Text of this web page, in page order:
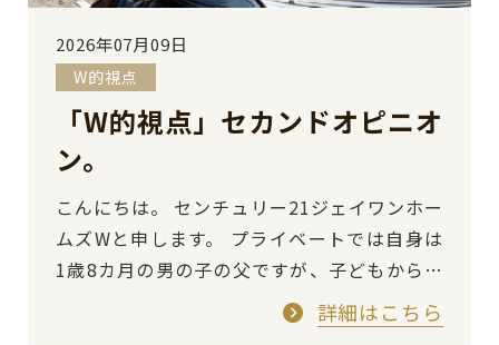
2026年07月09日
W的視点
「W的視点」セカンドオピニオ
ン。
こんにちは。 センチュリー21ジェイワンホー
ムズWと申します。 プライベートでは自身は
1歳8カ月の男の子の父ですが、子どもから学
ぶ事は本当に多く感じております。 先日の休詳細はこちら